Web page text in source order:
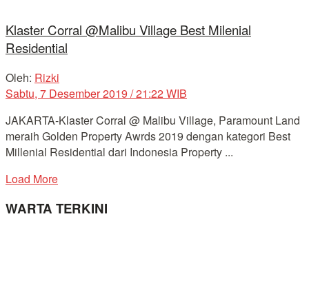
Klaster Corral @Malibu Village Best Milenial
Residential
Oleh: Rizki
Sabtu, 7 Desember 2019 / 21:22 WIB
JAKARTA-Klaster Corral @ Malibu Village, Paramount Land
meraih Golden Property Awrds 2019 dengan kategori Best
Millenial Residential dari Indonesia Property ...
Load More
WARTA TERKINI